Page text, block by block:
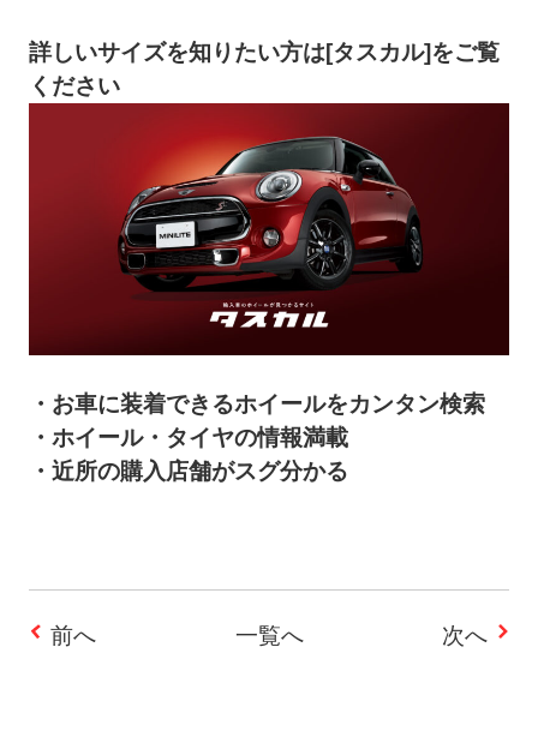
詳しいサイズを知りたい方は[タスカル]をご覧
ください
・お車に装着できるホイールをカンタン検索
・ホイール・タイヤの情報満載
・近所の購入店舗がスグ分かる
投前へ 一覧へ 次へ